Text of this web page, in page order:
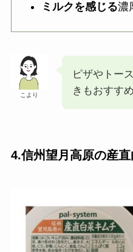
ミルクを感じる濃
こより
ピザやトー
きもおすす
4.信州望月高原の産